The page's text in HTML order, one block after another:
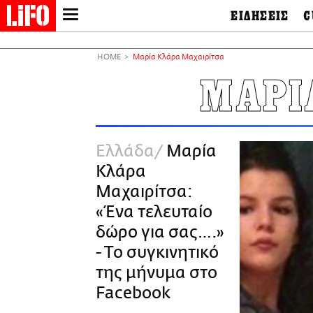
NEWSLETTER
ΜΙΚΡΟΠΡΑΓΜΑΤΑ
THE GOOD LIFO
LIFOLAND
ΑΜΠΑ
ΕΙΔΗΣΕΙΣ
Οικονομία
Πολιτισμός
Tech &
Science
European Lifo
&
HOME Μαρία Κλάρα Μαχαιρίτσα
Ελλάδα
Μαρία
Κλάρα
Μαχαιρίτσα:
«Ένα τελευταίο
δώρο για σας….»
- Το συγκινητικό
της μήνυμα στο
Facebook